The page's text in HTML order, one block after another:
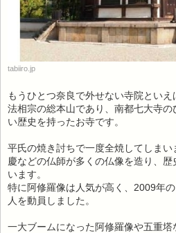
tabiiro.jp
もうひとつ奈良で外せない寺院といえ
法相宗の総本山であり、南都七大寺
い歴史を持ったお寺です。
平氏の焼き討ちで一度全焼してしま
慶などの仏師が多くの仏像を造り、
います。
特に阿修羅像は人気が高く、2009年
人を動員しました。
一大ブームになった阿修羅像や五重